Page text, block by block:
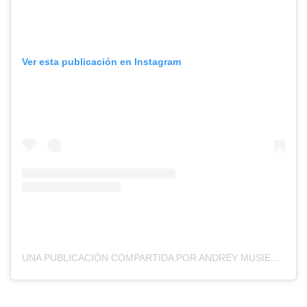
Ver esta publicación en Instagram
UNA PUBLICACIÓN COMPARTIDA POR ANDREY MUSIENKO (@BLACKCANADIANWOLF)